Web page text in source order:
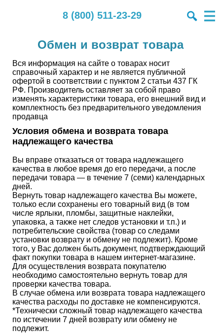
8 (800) 511-23-29
Обмен и возврат товара
Вся информация на сайте о товарах носит
справочный характер и не является публичной
офертой в соответствии с пунктом 2 статьи 437 ГК
РФ. Производитель оставляет за собой право
изменять характеристики товара, его внешний вид и
комплектность без предварительного уведомления
продавца
Условия обмена и возврата товара
надлежащего качества
Вы вправе отказаться от товара надлежащего
качества в любое время до его передачи, а после
передачи товара — в течение 7 (семи) календарных
дней.
Вернуть товар надлежащего качества Вы можете,
только если сохранены его товарный вид (в том
числе ярлыки, пломбы, защитные наклейки,
упаковка, а также нет следов установки и т.п.) и
потребительские свойства (товар со следами
установки возврату и обмену не подлежит). Кроме
того, у Вас должен быть документ, подтверждающий
факт покупки товара в нашем интернет-магазине.
Для осуществления возврата покупателю
необходимо самостоятельно вернуть товар для
проверки качества товара.
В случае обмена или возврата товара надлежащего
качества расходы по доставке не компенсируются.
*Технически сложный товар надлежащего качества
по истечении 7 дней возврату или обмену не
подлежит.